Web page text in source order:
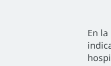
En